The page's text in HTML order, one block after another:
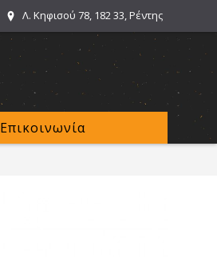
Λ. Κηφισού 78, 182 33, Ρέντης
Επικοινωνία